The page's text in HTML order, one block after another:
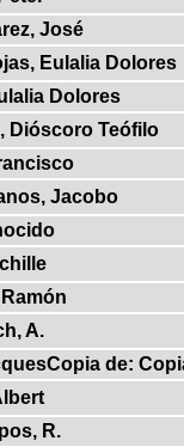
José
Eulalia Dolores
Dolores
Dióscoro Teófilo
Jacobo
A.
de:
R.